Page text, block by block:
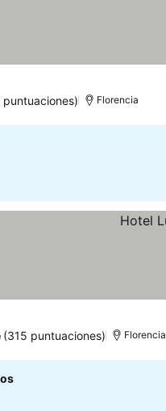
Florencia
(315 puntuaciones) Florencia